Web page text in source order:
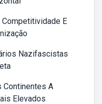
E
Nazifascistas
Continentes A
Elevados